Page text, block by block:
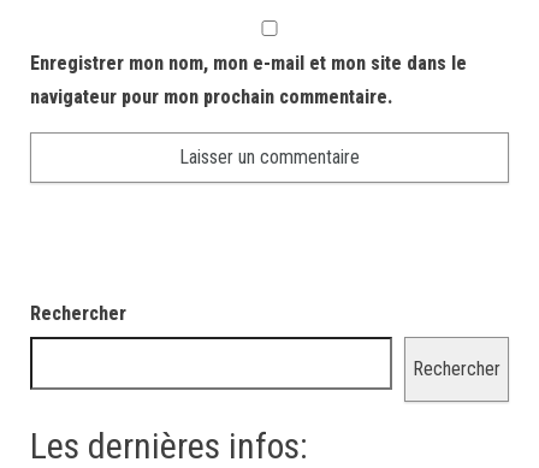
Enregistrer mon nom, mon e-mail et mon site dans le
navigateur pour mon prochain commentaire.
Rechercher
Rechercher
Les dernières infos: